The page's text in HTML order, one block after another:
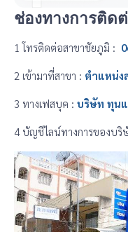
ช่องทางการติด
1 โทรติดต่อสาขาชัยภูมิ :
2 เข้ามาที่สาขา : ตำแหน่ง
3 ทางเฟสบุค : บริษัท ทุน
4 บัญชีไลน์ทางการของบริ